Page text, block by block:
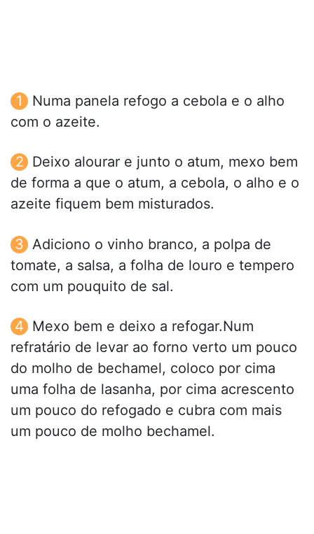
Numa panela refogo a cebola e o alho
com o azeite.
Deixo alourar e junto o atum, mexo bem
de forma a que o atum, a cebola, o alho e o
azeite fiquem bem misturados.
Adiciono o vinho branco, a polpa de
tomate, a salsa, a folha de louro e tempero
com um pouquito de sal.
Mexo bem e deixo a refogar.Num
refratário de levar ao forno verto um pouco
do molho de bechamel, coloco por cima
uma folha de lasanha, por cima acrescento
um pouco do refogado e cubra com mais
um pouco de molho bechamel.